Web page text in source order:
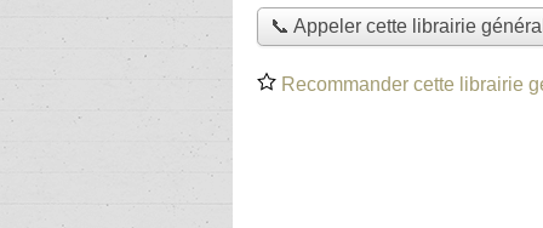
📞 Appeler cette librairie
Recommander cette librairie